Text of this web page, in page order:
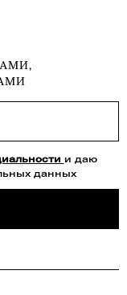
и даю
данных